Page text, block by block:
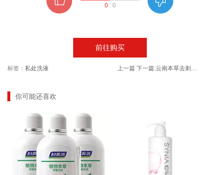
0: 0
前往购买
标签： 私处洗液 上一篇 下一篇: 云南本草去刺瘊鸡尤茧鸡眼脚趾瘊老茧神器
你可能还喜欢